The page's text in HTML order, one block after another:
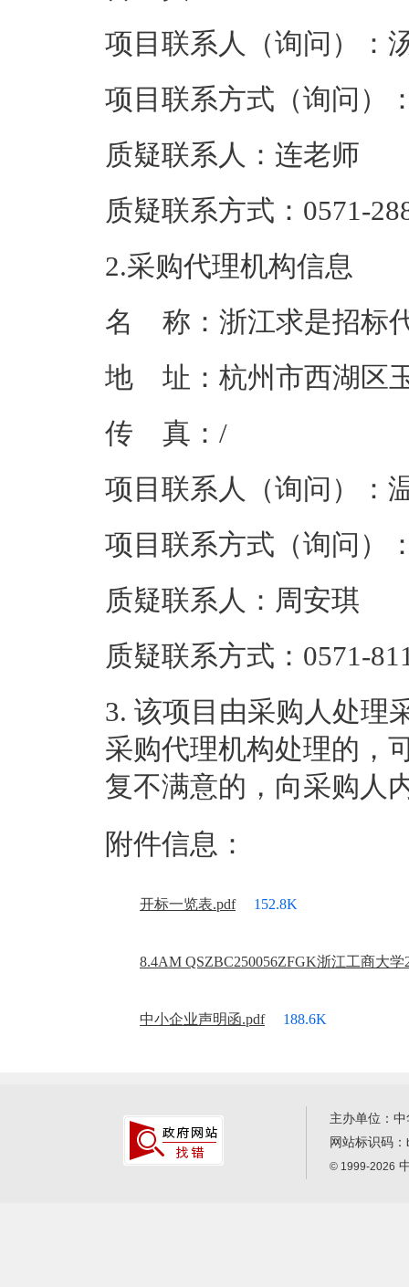
项目联系人（询问）：
项目联系方式（询问）
质疑联系人： 连老师
质疑联系方式： 0571-
2.采购代理机构信息
名 称： 浙江求是招标
地 址： 杭州市西湖区
传 真： /
项目联系人（询问）：
项目联系方式（询问）
质疑联系人： 周安琪
质疑联系方式： 0571-
3. 该项目由采购人处理
采购代理机构处理的，
复不满意的，向采购人
附件信息：
开标一览表.pdf 152.8K
8.4AM QSZBC250056ZFGK浙江工商大
中小企业声明函.pdf 188.6K
主办单位：
网站标识码：
© 1999-2026